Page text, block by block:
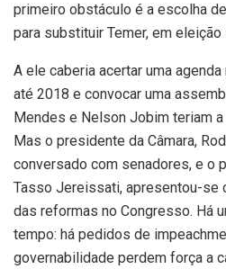
primeiro obstáculo é a escolha
para substituir Temer, em eleição
A ele caberia acertar uma
até 2018 e convocar uma
Mendes e Nelson Jobim teriam
Mas o presidente da Câmara,
conversado com senadores, e o
Tasso Jereissati, apresentou-se
das reformas no Congresso. Há
tempo: há pedidos de
governabilidade perdem força a